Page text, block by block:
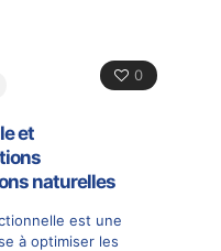
0
et
naturelles
est une
à optimiser les